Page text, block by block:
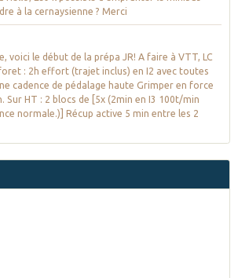
à la cernaysienne ? Merci
voici le début de la prépa JR! A faire à VTT, LC
: 2h effort (trajet inclus) en I2 avec toutes
cadence de pédalage haute Grimper en force
Sur HT : 2 blocs de [5x (2min en I3 100t/min
normale.)] Récup active 5 min entre les 2